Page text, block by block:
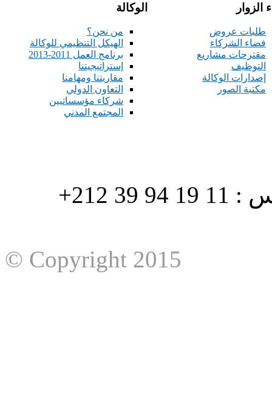
الوكالة
من نحن؟
الهيكل التنظيمي للوكالة
برنامج العمل 2011-2013
إستراتيجيتنا
مقاربتنا ومهامنا
التعاون الدولي
شركاء مؤسساتيين
المجتمع المدني
الزوار
طلبات عروض
فضاء الشركاء
مقترحات مشاريع
التوظيف
إصدارات الوكالة
مكتبة الصور
هاتف : 90/88 32 94 39 212+ فاكس : 11 19 94 39 212+
© Copyright 2015